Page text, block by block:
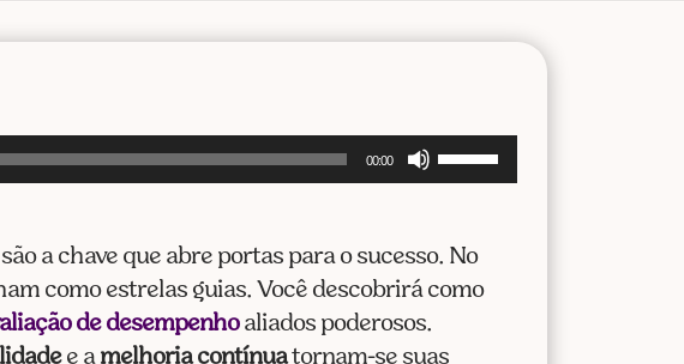
00:00
Use
as
para
cima
para
a chave que abre portas para o sucesso. No
como estrelas guias. Você descobrirá como
de desempenhoaliados poderosos.
e a melhoria contínuatornam-se suas